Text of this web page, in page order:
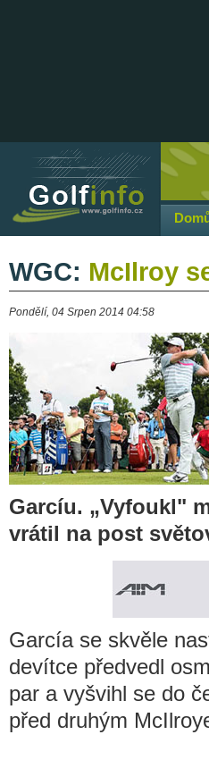
WGC: McIlroy
Pondělí, 04 Srpen 2014 04:58
Garcíu. „Vyfoukl"
vrátil na post
García se skvěle
devítce předvedl
par a vyšvihl se do
před druhým